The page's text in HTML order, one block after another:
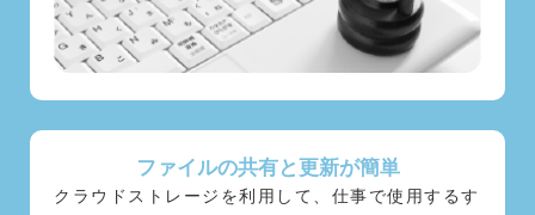
ファイルの共有と更新が簡単
クラウドストレージを利用して、仕事で使用するす